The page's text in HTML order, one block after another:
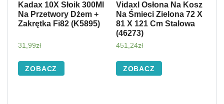
Kadax 10X Słoik 300Ml
Na Przetwory Dżem +
Zakrętka Fi82 (K5895)
31,99zł
ZOBACZ
Vidaxl Osłona Na Kosz
Na Śmieci Zielona 72 X
81 X 121 Cm Stalowa
(46273)
451,24zł
ZOBACZ